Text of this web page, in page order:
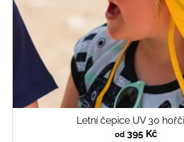
Letní čepice UV 30
od 395 Kč